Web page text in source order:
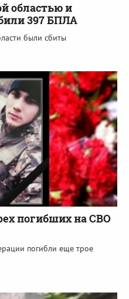
областью и
397 БПЛА
были сбиты
погибших на СВО
погибли еще трое